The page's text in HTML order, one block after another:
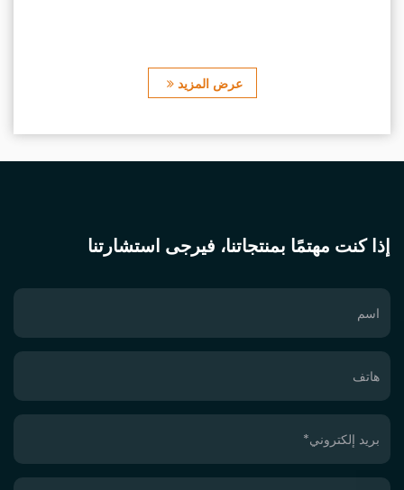
إذا كنت مهتمًا بمنتجاتنا، فيرجى استشارتنا